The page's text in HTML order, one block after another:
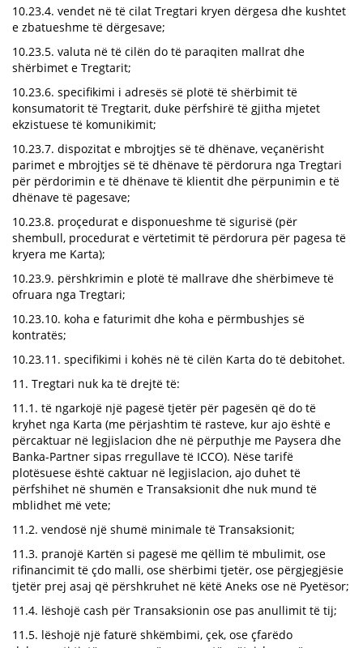
10.23.4. vendet në të cilat Tregtari kryen dërgesa dhe kushtet
e zbatueshme të dërgesave;
10.23.5. valuta në të cilën do të paraqiten mallrat dhe
shërbimet e Tregtarit;
10.23.6. specifikimi i adresës së plotë të shërbimit të
konsumatorit të Tregtarit, duke përfshirë të gjitha mjetet
ekzistuese të komunikimit;
10.23.7. dispozitat e mbrojtjes së të dhënave, veçanërisht
parimet e mbrojtjes së të dhënave të përdorura nga Tregtari
për përdorimin e të dhënave të klientit dhe përpunimin e të
dhënave të pagesave;
10.23.8. proçedurat e disponueshme të sigurisë (për
shembull, procedurat e vërtetimit të përdorura për pagesa të
kryera me Karta);
10.23.9. përshkrimin e plotë të mallrave dhe shërbimeve të
ofruara nga Tregtari;
10.23.10. koha e faturimit dhe koha e përmbushjes së
kontratës;
10.23.11. specifikimi i kohës në të cilën Karta do të debitohet.
11. Tregtari nuk ka të drejtë të:
11.1. të ngarkojë një pagesë tjetër për pagesën që do të
kryhet nga Karta (me përjashtim të rasteve, kur ajo është e
përcaktuar në legjislacion dhe në përputhje me Paysera dhe
Banka-Partner sipas rregullave të ICCO). Nëse tarifë
plotësuese është caktuar në legjislacion, ajo duhet të
përfshihet në shumën e Transaksionit dhe nuk mund të
mblidhet më vete;
11.2. vendosë një shumë minimale të Transaksionit;
11.3. pranojë Kartën si pagesë me qëllim të mbulimit, ose
rifinancimit të çdo malli, ose shërbimi tjetër, ose përgjegjësie
tjetër prej asaj që përshkruhet në këtë Aneks ose në Pyetësor;
11.4. lëshojë cash për Transaksionin ose pas anullimit të tij;
11.5. lëshojë një faturë shkëmbimi, çek, ose çfarëdo